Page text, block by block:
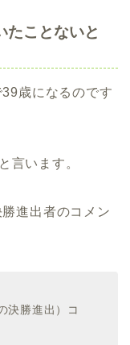
たことないと
歳になるのです
と言います。
進出者のコメン
決勝進出）コ